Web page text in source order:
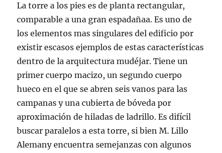
La torre a los pies es de planta rectangular,
comparable a una gran espadañaa. Es uno de
los elementos mas singulares del edificio por
existir escasos ejemplos de estas características
dentro de la arquitectura mudéjar. Tiene un
primer cuerpo macizo, un segundo cuerpo
hueco en el que se abren seis vanos para las
campanas y una cubierta de bóveda por
aproximación de hiladas de ladrillo. Es difícil
buscar paralelos a esta torre, si bien M. Lillo
Alemany encuentra semejanzas con algunos